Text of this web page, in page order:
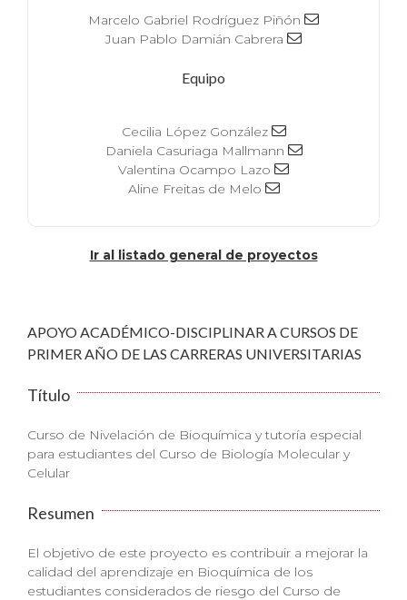
Marcelo Gabriel Rodríguez Piñón
Juan Pablo Damián Cabrera
Equipo
Cecilia López González
Daniela Casuriaga Mallmann
Valentina Ocampo Lazo
Aline Freitas de Melo
Ir al listado general de proyectos
APOYO ACADÉMICO-DISCIPLINAR A CURSOS DE
PRIMER AÑO DE LAS CARRERAS UNIVERSITARIAS
Título
Curso de Nivelación de Bioquímica y tutoría especial
para estudiantes del Curso de Biología Molecular y
Celular
Resumen
El objetivo de este proyecto es contribuir a mejorar la
calidad del aprendizaje en Bioquímica de los
estudiantes considerados de riesgo del Curso de